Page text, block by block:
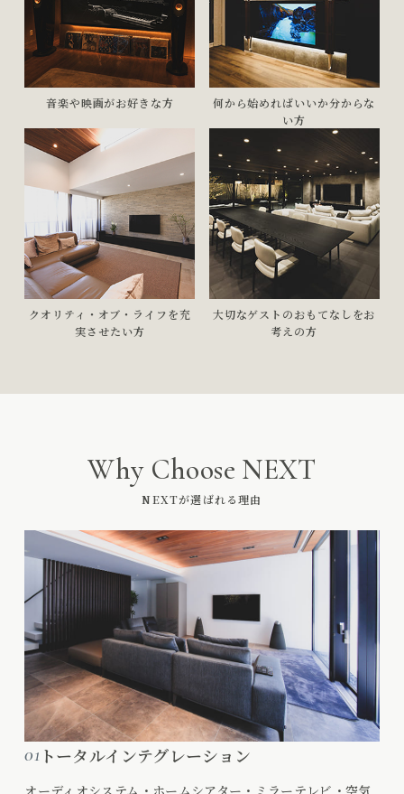
音楽や映画がお好きな方 何から始めればいいか分からな
い方
クオリティ・オブ・ライフを充
実させたい方
大切なゲストのおもてなしをお
考えの方
Why Choose NEXT
NEXTが選ばれる理由
01 トータルインテグレーション